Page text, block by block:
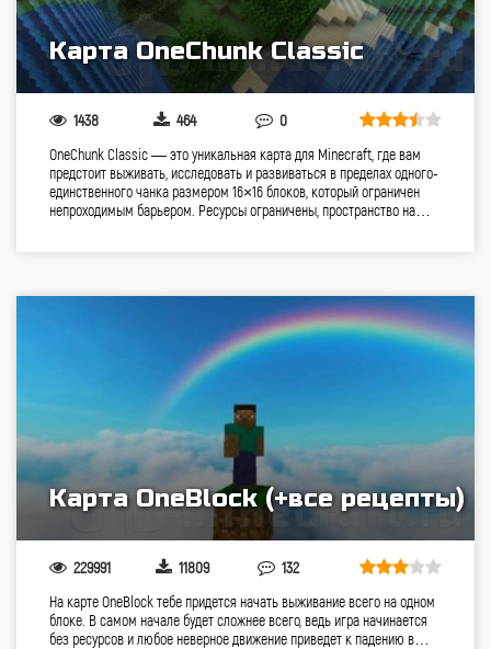
Карта OneChunk Classic
1438 464 0
OneChunk Classic — это уникальная карта для Minecraft, где вам
предстоит выживать, исследовать и развиваться в пределах одного-
единственного чанка размером 16×16 блоков, который ограничен
непроходимым барьером. Ресурсы ограничены, пространство на…
Карта OneBlock (+все рецепты)
229991 11809 132
На карте OneBlock тебе придется начать выживание всего на одном
блоке. В самом начале будет сложнее всего, ведь игра начинается
без ресурсов и любое неверное движение приведет к падению в…